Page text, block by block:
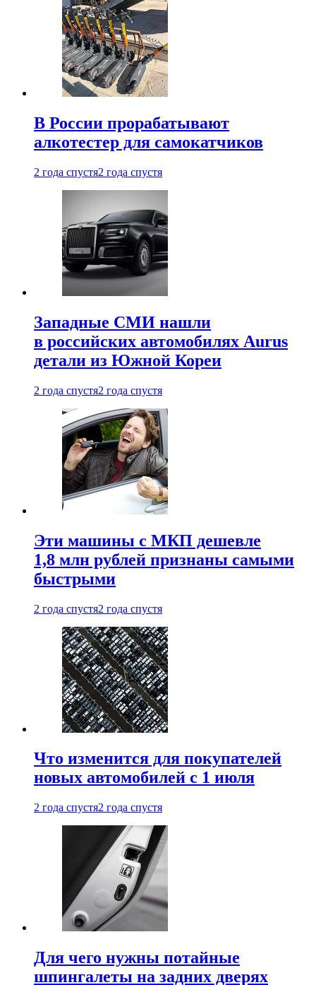
В России прорабатывают
алкотестер для самокатчиков
2 года спустя2 года спустя
Западные СМИ нашли
в российских автомобилях Aurus
детали из Южной Кореи
2 года спустя2 года спустя
Эти машины с МКП дешевле
1,8 млн рублей признаны самыми
быстрыми
2 года спустя2 года спустя
Что изменится для покупателей
новых автомобилей с 1 июля
2 года спустя2 года спустя
Для чего нужны потайные
шпингалеты на задних дверях